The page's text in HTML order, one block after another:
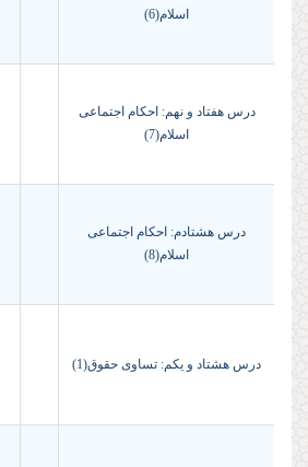
اسلام(6)
درس هفتاد و نهم: احکام اجتماعی
اسلام(7)
درس هشتادم: احکام اجتماعی
اسلام(8)
درس هشتاد و یکم: تساوی حقوق(1)